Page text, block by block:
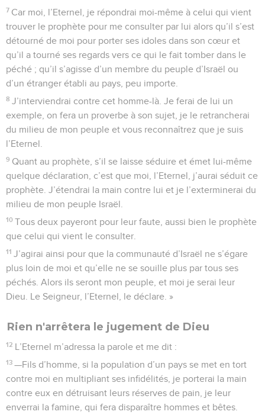
7 Car moi, l’Eternel, je répondrai moi-même à celui qui vient
trouver le prophète pour me consulter par lui alors qu’il s’est
détourné de moi pour porter ses idoles dans son cœur et
qu’il a tourné ses regards vers ce qui le fait tomber dans le
péché ; qu’il s’agisse d’un membre du peuple d’Israël ou
d’un étranger établi au pays, peu importe.
8 J’interviendrai contre cet homme-là. Je ferai de lui un
exemple, on fera un proverbe à son sujet, je le retrancherai
du milieu de mon peuple et vous reconnaîtrez que je suis
l’Eternel.
9 Quant au prophète, s’il se laisse séduire et émet lui-même
quelque déclaration, c’est que moi, l’Eternel, j’aurai séduit ce
prophète. J’étendrai la main contre lui et je l’exterminerai du
milieu de mon peuple Israël.
10 Tous deux payeront pour leur faute, aussi bien le prophète
que celui qui vient le consulter.
11 J’agirai ainsi pour que la communauté d’Israël ne s’égare
plus loin de moi et qu’elle ne se souille plus par tous ses
péchés. Alors ils seront mon peuple, et moi je serai leur
Dieu. Le Seigneur, l’Eternel, le déclare. »
Rien n'arrêtera le jugement de Dieu
12 L’Eternel m’adressa la parole et me dit :
13 —Fils d’homme, si la population d’un pays se met en tort
contre moi en multipliant ses infidélités, je porterai la main
contre eux en détruisant leurs réserves de pain, je leur
enverrai la famine, qui fera disparaître hommes et bêtes.